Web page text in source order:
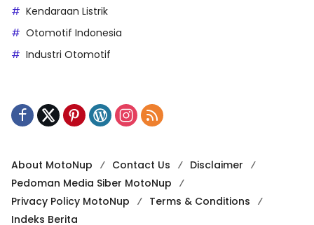
Kendaraan Listrik
Otomotif Indonesia
Industri Otomotif
About MotoNup Contact Us
Disclaimer
Pedoman Media Siber MotoNup
Privacy Policy MotoNup
Terms & Conditions
Indeks Berita